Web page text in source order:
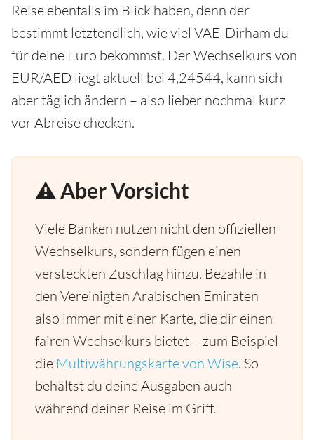
Reise ebenfalls im Blick haben, denn der
bestimmt letztendlich, wie viel VAE-Dirham du
für deine Euro bekommst. Der Wechselkurs von
EUR/AED liegt aktuell bei 4,24544, kann sich
aber täglich ändern – also lieber nochmal kurz
vor Abreise checken.
⚠️ Aber Vorsicht
Viele Banken nutzen nicht den offiziellen
Wechselkurs, sondern fügen einen
versteckten Zuschlag hinzu. Bezahle in
den Vereinigten Arabischen Emiraten
also immer mit einer Karte, die dir einen
fairen Wechselkurs bietet – zum Beispiel
die Multiwährungskarte von Wise. So
behältst du deine Ausgaben auch
während deiner Reise im Griff.